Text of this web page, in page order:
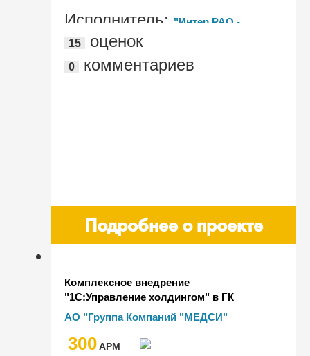
Исполнитель: "Интер РАО -
Информационные технологии"
15 оценок
0 комментариев
Подробнее о проекте
Комплексное внедрение
"1С:Управление холдингом" в ГК
"МЕДСИ" – от автоматизации
подготовки консолидированной
отчетности до внедрения системы
АО "Группа Компаний "МЕДСИ"
300AРМ